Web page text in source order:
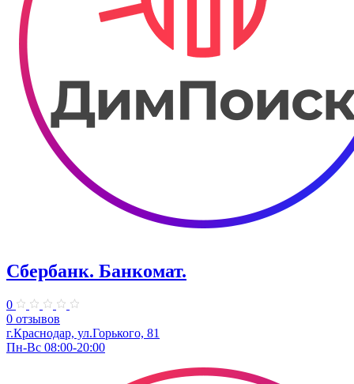
Сбербанк. Банкомат.
0
0 отзывов
​г.Краснодар, ул.​Горького, 81
Пн-Вс 08:00-20:00